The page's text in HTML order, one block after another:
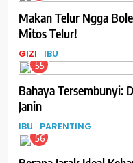
Makan Telur Ngga
Mitos Telur!
GIZI IBU
55
Bahaya Tersembunyi:
Janin
IBU PARENTING
56